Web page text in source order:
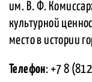
им. В. Ф.
культурной
место в истории
Телефон: +7 8